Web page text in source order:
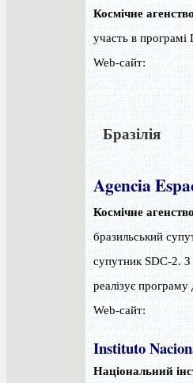
Космічне
участь в
Web-сайт:
Бразілія
Agencia
Космічне
бразильський
супутник SDC-2.
реалізує
Web-сайт:
Instituto
Національний